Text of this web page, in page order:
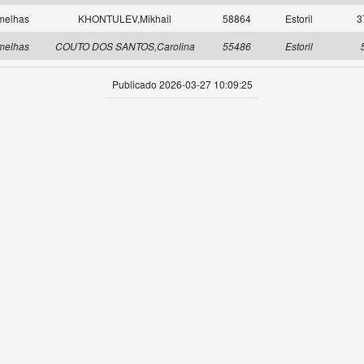
KHONTULEV,Mikhail 58864 Estoril
COUTO DOS SANTOS,Carolina 55486 Estoril
Publicado 2026-03-27 10:09:25